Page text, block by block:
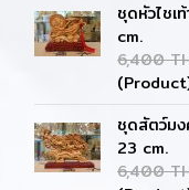
ชุดหัวไชเ
cm.
6,400
ชุดสัตว์มง
23 cm.
6,400